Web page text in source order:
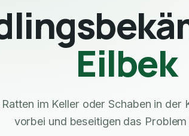
Eilbek
im Keller oder Schaben in der
vorbei und beseitigen das Problem